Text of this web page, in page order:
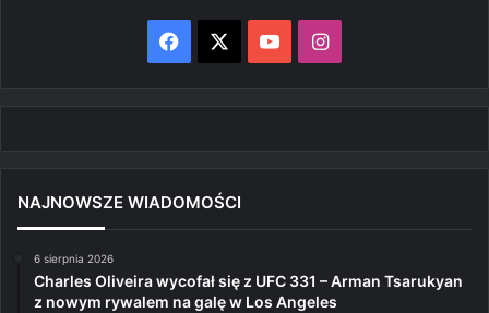
Facebook YouTubeInstagram
NAJNOWSZE WIADOMOŚCI
6 sierpnia 2026
Charles Oliveira wycofał się z UFC 331 – Arman Tsarukyan
z nowym rywalem na galę w Los Angeles